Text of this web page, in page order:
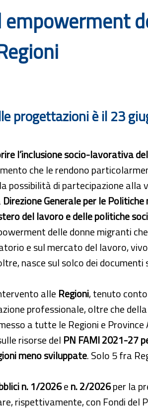
empowerment
progettazioni è il 23
l’inclusione socio-lavorativa
che le rendono
possibilità di partecipazione
Direzione Generale per le
del lavoro e delle politiche
delle donne migranti
e sul mercato del lavoro,
nasce sul solco dei
alle Regioni, tenuto
professionale, oltre che
a tutte le Regioni e
risorse del PN FAMI 2021-27
meno sviluppate. Solo 5 fra
n. 1/2026en. 2/2026per la
rispettivamente, con Fondi del